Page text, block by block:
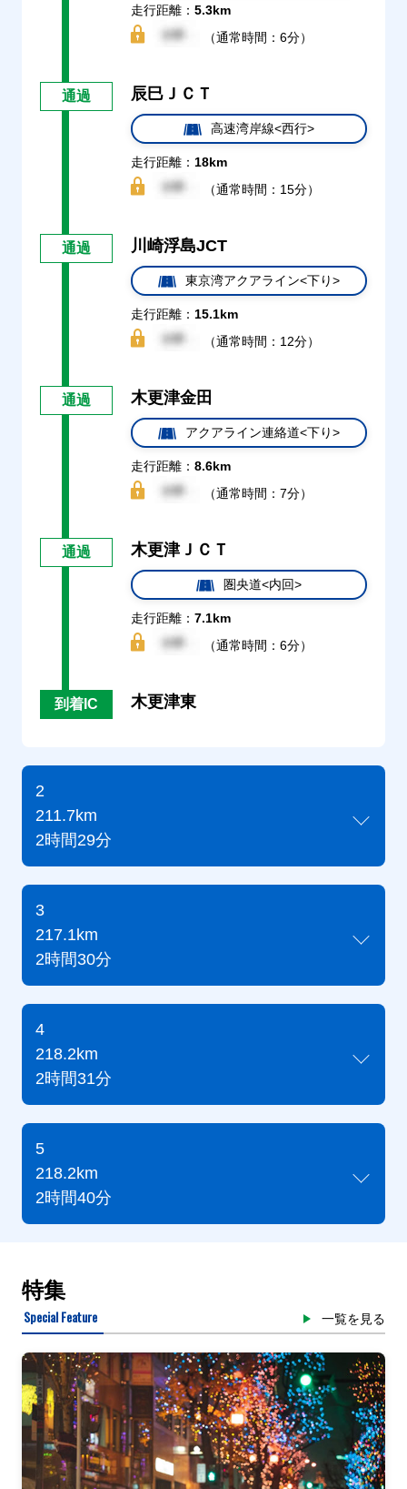
走行距離： 5.3km
（通常時間：6分）
通過 辰巳ＪＣＴ
高速湾岸線<西行>
走行距離： 18km
（通常時間：15分）
通過 川崎浮島JCT
東京湾アクアライン<下り>
走行距離： 15.1km
（通常時間：12分）
通過 木更津金田
アクアライン連絡道<下り>
走行距離： 8.6km
（通常時間：7分）
通過 木更津ＪＣＴ
圏央道<内回>
走行距離： 7.1km
（通常時間：6分）
到着IC 木更津東
2
211.7km
2時間29分
3
217.1km
2時間30分
4
218.2km
2時間31分
5
218.2km
2時間40分
特集
Special Feature 一覧を見る